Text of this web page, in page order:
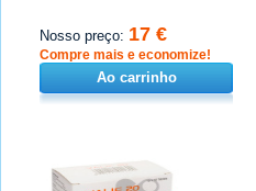
Nosso preço: 17 €
Compre mais e economize!
Ao carrinho